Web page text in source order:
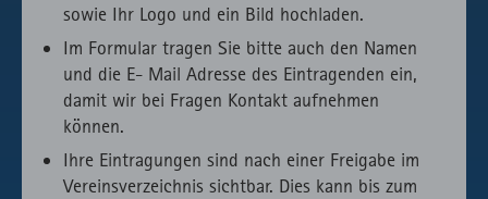
sowie Ihr Logo und ein Bild hochladen.
Im Formular tragen Sie bitte auch den Namen
und die E- Mail Adresse des Eintragenden ein,
damit wir bei Fragen Kontakt aufnehmen
können.
Ihre Eintragungen sind nach einer Freigabe im
Vereinsverzeichnis sichtbar. Dies kann bis zum